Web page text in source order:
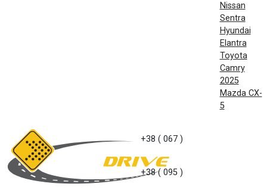
Nissan
Sentra
Hyundai
Elantra
Toyota
Camry
2025
Mazda CX-
5
+38 ( 067 )
+38 ( 095 )